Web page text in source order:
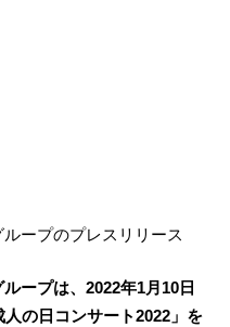
ープのプレスリリース
ープは、2022年1月10日
の日コンサート2022」を